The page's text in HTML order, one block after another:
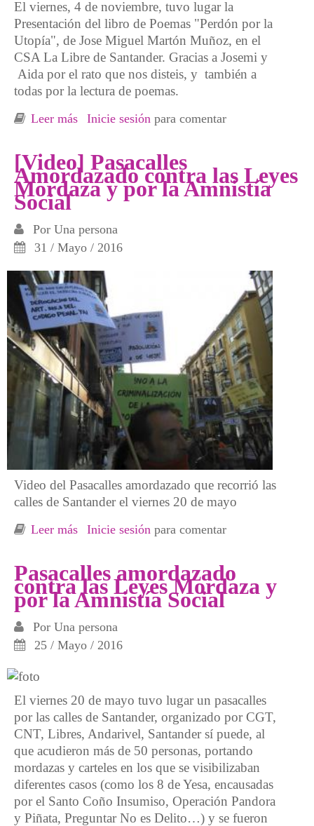
El viernes, 4 de noviembre, tuvo lugar la
Presentación del libro de Poemas "Perdón por la
Utopía", de Jose Miguel Martón Muñoz, en el
CSA La Libre de Santander. Gracias a Josemi y
Aida por el rato que nos disteis, y también a
todas por la lectura de poemas.
Leer más sobre Presentación libro "Perdón por la
Inicie sesión para comentar
[Video] Pasacalles
Amordazado contra las Leyes
Mordaza y por la Amnistía
Social
Por Una persona
31 / Mayo / 2016
Video del Pasacalles amordazado que recorrió las
calles de Santander el viernes 20 de mayo
Leer más sobre [Video] Pasacalles Amordazado contra
Inicie sesión para comentar
Pasacalles amordazado
contra las Leyes Mordaza y
por la Amnistía Social
Por Una persona
25 / Mayo / 2016
El viernes 20 de mayo tuvo lugar un pasacalles
por las calles de Santander, organizado por CGT,
CNT, Libres, Andarivel, Santander sí puede, al
que acudieron más de 50 personas, portando
mordazas y carteles en los que se visibilizaban
diferentes casos (como los 8 de Yesa, encausadas
por el Santo Coño Insumiso, Operación Pandora
y Piñata, Preguntar No es Delito…) y se fueron